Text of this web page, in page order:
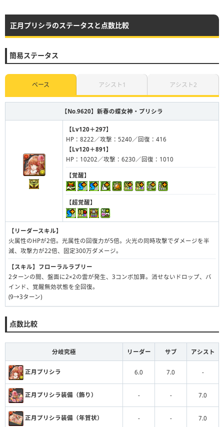
正月プリシラのステータスと点数比較
簡易ステータス
ベース アシスト1 アシスト2
【No.9620】 新春の蝶女神・プリシラ
【Lv120＋297】
HP：8222／攻撃：5240／回復：416
【Lv120＋891】
HP：10202／攻撃：6230／回復：1010
【覚醒】
【超覚醒】
【リーダースキル】
火属性のHPが2倍。光属性の回復力が5倍。火光の同時攻撃でダメージを半
減、攻撃力が22倍、固定300万ダメージ。
【スキル】 フローラルラブリー
2ターンの間、盤面に2×2の雲が発生、3コンボ加算。消せないドロップ、バ
インド、覚醒無効状態を全回復。
(9→3ターン)
点数比較
分岐究極 リーダー サブ アシスト
正月プリシラ 6.0 7.0 -
正月プリシラ装備（飾り） - - 7.0
正月プリシラ装備（年賀状） - - 7.0